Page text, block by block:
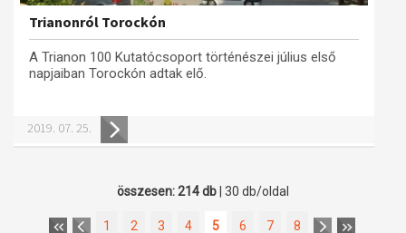
Trianonról Torockón
A Trianon 100 Kutatócsoport történészei július első
napjaiban Torockón adtak elő.
2019. 07. 25.
összesen: 214 db | 30 db/oldal
1 2 3 4 5 6 7 8